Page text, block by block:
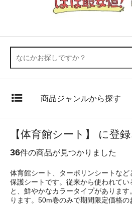
商品ジャンルから探す
【体育館シート】 に登
36件の商品が見つかりました
体育館シート、ターポリンシートな
保護シートです。従来から使われて
と、鮮やかなカラータイプがありま
ります。50m巻のみで期間限定価格の